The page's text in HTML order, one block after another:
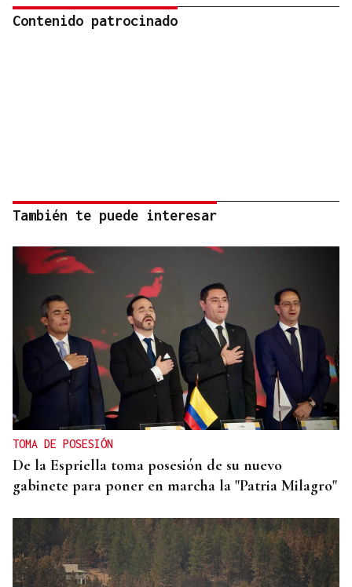
Contenido patrocinado
También te puede interesar
TOMA DE POSESIÓN
De la Espriella toma posesión de su nuevo
gabinete para poner en marcha la "Patria Milagro"